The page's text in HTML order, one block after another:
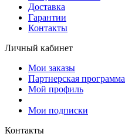
Доставка
Гарантии
Контакты
Личный кабинет
Мои заказы
Партнерская программа
Мой профиль
Мои подписки
Контакты